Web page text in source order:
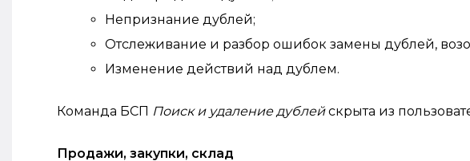
Непризнание дублей;
Отслеживание и разбор ошибок замены дублей,
Изменение действий над дублем.
Команда БСП Поиск и удаление дублейскрыта из
Продажи, закупки, склад